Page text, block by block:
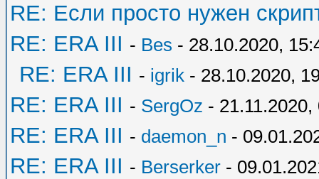
RE: Если просто нужен
RE: ERA III - Bes - 28.10.2020,
RE: ERA III - igrik - 28.10.2020,
RE: ERA III - SergOz - 21.11.2020,
RE: ERA III - daemon_n -
RE: ERA III - Berserker -